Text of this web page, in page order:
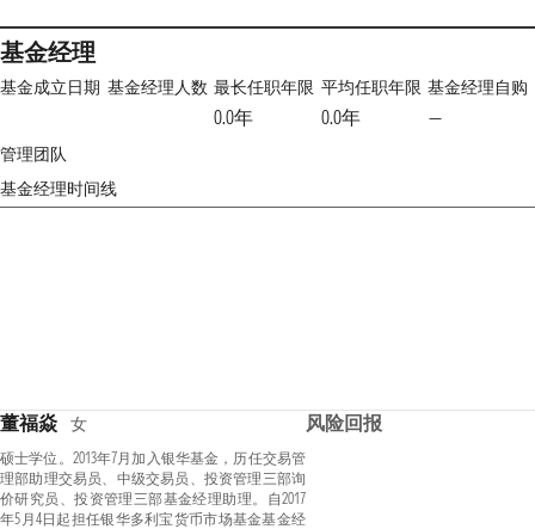
基金经理
基金成立日期 基金经理人数 最长任职年限
0.0年
平均任职年限
0.0年
基金经理自购
—
管理团队
基金经理时间线
董福焱 女
硕士学位。2013年7月加入银华基金，历任交易管
理部助理交易员、中级交易员、投资管理三部询
价研究员、投资管理三部基金经理助理。自2017
年5月4日起担任银华多利宝货币市场基金基金经
风险回报